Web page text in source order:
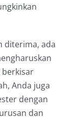
diterima, ada
berkisar
Anda juga
dengan
dan